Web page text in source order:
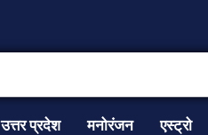
उत्तर प्रदेश मनोरंजन एस्ट्रो